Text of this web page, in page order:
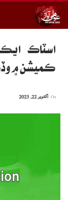
اسٽاڪ
ڪميشن ۾
اکتوبر 22, 2023